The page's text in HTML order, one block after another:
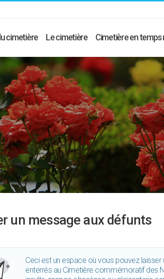
cimetière Le cimetière Cimetière en temps
un message aux défunts
Ceci est un espace où vous pouvez
enterrés au Cimetière commémoratif des